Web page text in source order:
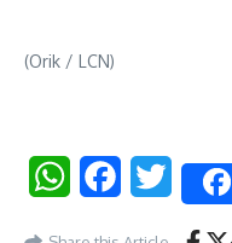
(Orik / LCN)
WhatsAppFacebookTwitter